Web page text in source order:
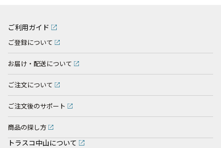
ご利用ガイド
ご登録について
お届け・配送について
ご注文について
ご注文後のサポート
商品の探し方
トラスコ中山について